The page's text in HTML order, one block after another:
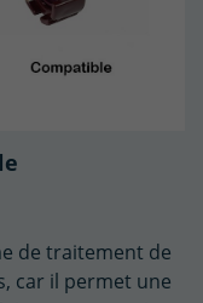
de traitement de
car il permet une